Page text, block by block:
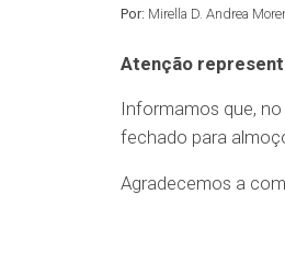
Por: Mirella D. Andrea
Atenção
Informamos que,
fechado para
Agradecemos a